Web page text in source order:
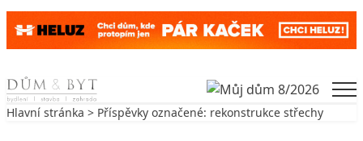
Skip to content
Hlavní stránka > Příspěvky označené: rekonstrukce střechy